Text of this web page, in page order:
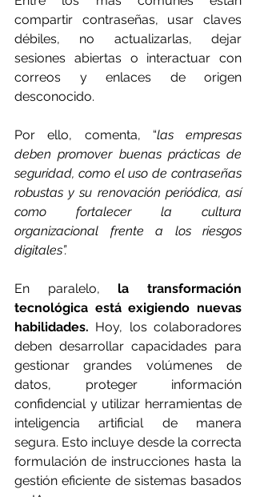
compartir contraseñas, usar claves
débiles, no actualizarlas, dejar
sesiones abiertas o interactuar con
correos y enlaces de origen
desconocido.
Por ello, comenta, “las empresas
deben promover buenas prácticas de
seguridad, como el uso de contraseñas
robustas y su renovación periódica, así
como fortalecer la cultura
organizacional frente a los riesgos
digitales”.
En paralelo, la transformación
tecnológica está exigiendo nuevas
habilidades. Hoy, los colaboradores
deben desarrollar capacidades para
gestionar grandes volúmenes de
datos, proteger información
confidencial y utilizar herramientas de
inteligencia artificial de manera
segura. Esto incluye desde la correcta
formulación de instrucciones hasta la
gestión eficiente de sistemas basados